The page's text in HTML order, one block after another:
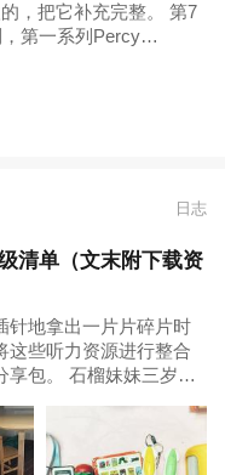
，把它补充完整。 第7
第一系列Percy
日志
清单（文末附下载资
针地拿出一片片碎片时
这些听力资源进行整合
享包。 石榴妹妹三岁
及复杂些的如...